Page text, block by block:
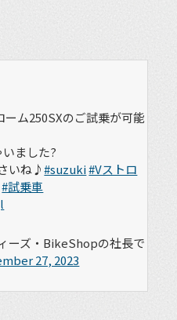
ム250SXのご試乗が可能
ました?
いね♪#suzuki#Vストロ
#試乗車
ーズ・BikeShopの社長で
27, 2023